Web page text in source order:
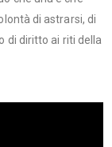
di astrarsi, di
di diritto ai riti della